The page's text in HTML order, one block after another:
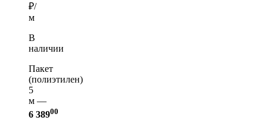
₽/
м
В
наличии
Пакет
(полиэтилен)
5
м —
6 38900